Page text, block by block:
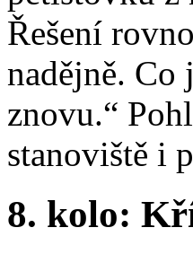
Řešení
nadějně.
znovu.“
stanoviště i
8. kolo: